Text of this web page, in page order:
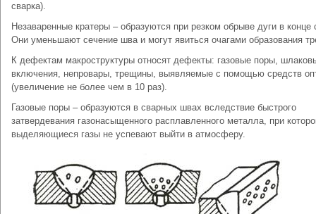
сварка).
Незаваренные кратеры – образуются при резком обрыве дуги в конце
Они уменьшают сечение шва и могут явиться очагами образования
К дефектам макроструктуры относят дефекты: газовые поры,
включения, непровары, трещины, выявляемые с помощью средств
(увеличение не более чем в 10 раз).
Газовые поры – образуются в сварных швах вследствие быстрого
затвердевания газонасыщенного расплавленного металла, при
выделяющиеся газы не успевают выйти в атмосферу.